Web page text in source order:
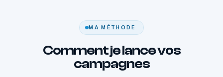
MA MÉTHODE
Comment je lance vos
campagnes